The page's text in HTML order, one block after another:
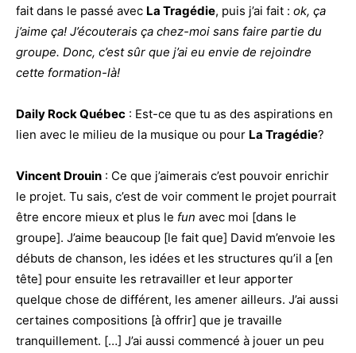
fait dans le passé avec La Tragédie, puis j’ai fait : ok, ça
j’aime ça! J’écouterais ça chez-moi sans faire partie du
groupe. Donc, c’est sûr que j’ai eu envie de rejoindre
cette formation-là!
Daily Rock Québec : Est-ce que tu as des aspirations en
lien avec le milieu de la musique ou pour La Tragédie?
Vincent Drouin : Ce que j’aimerais c’est pouvoir enrichir
le projet. Tu sais, c’est de voir comment le projet pourrait
être encore mieux et plus le fun avec moi [dans le
groupe]. J’aime beaucoup [le fait que] David m’envoie les
débuts de chanson, les idées et les structures qu’il a [en
tête] pour ensuite les retravailler et leur apporter
quelque chose de différent, les amener ailleurs. J’ai aussi
certaines compositions [à offrir] que je travaille
tranquillement. […] J’ai aussi commencé à jouer un peu